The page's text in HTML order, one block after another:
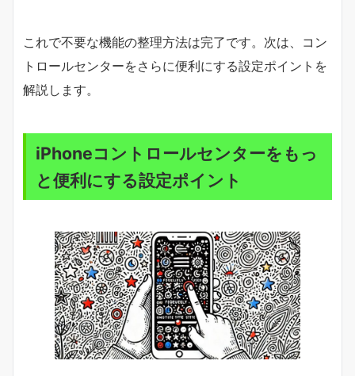
これで不要な機能の整理方法は完了です。次は、コン
トロールセンターをさらに便利にする設定ポイントを
解説します。
iPhoneコントロールセンターをもっ
と便利にする設定ポイント